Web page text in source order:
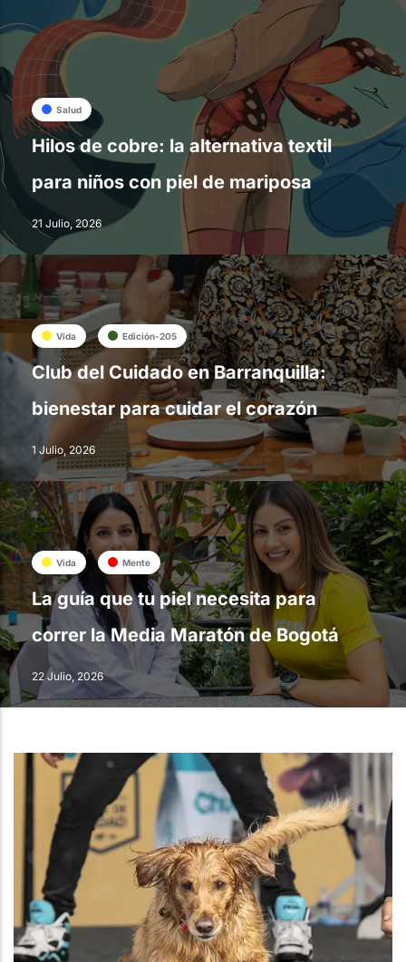
Salud
Hilos de cobre: la alternativa textil
para niños con piel de mariposa
21 Julio, 2026
Vida Edición-205
Club del Cuidado en Barranquilla:
bienestar para cuidar el corazón
1 Julio, 2026
Vida Mente
La guía que tu piel necesita para
correr la Media Maratón de Bogotá
22 Julio, 2026